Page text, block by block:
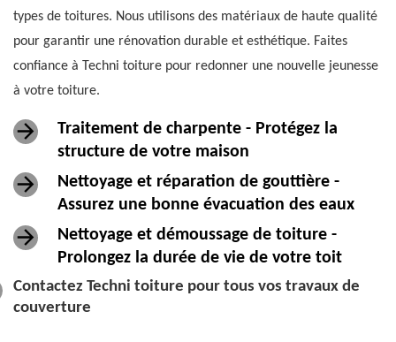
types de toitures. Nous utilisons des matériaux de haute qualité
pour garantir une rénovation durable et esthétique. Faites
confiance à Techni toiture pour redonner une nouvelle jeunesse
à votre toiture.
Traitement de charpente - Protégez la
structure de votre maison
Nettoyage et réparation de gouttière -
Assurez une bonne évacuation des eaux
Nettoyage et démoussage de toiture -
Prolongez la durée de vie de votre toit
Contactez Techni toiture pour tous vos travaux de
couverture